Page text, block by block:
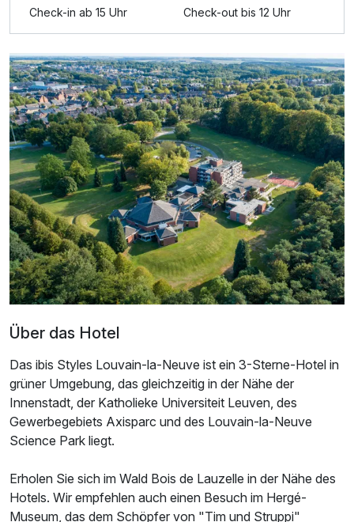
Zusatznächte
Für 7 Tage p.P. ab248,50 €
Doppelzimmer zur Einzelnutzung
1 Erwachsenen und 1 Kind
Ausstattung
Check-in ab 15 Uhr Check-out bis 12 Uhr
Über das Hotel
Das ibis Styles Louvain-la-Neuve ist ein 3-Sterne-Hotel in
grüner Umgebung, das gleichzeitig in der Nähe der
Innenstadt, der Katholieke Universiteit Leuven, des
Gewerbegebiets Axisparc und des Louvain-la-Neuve
Science Park liegt.
Erholen Sie sich im Wald Bois de Lauzelle in der Nähe des
Hotels. Wir empfehlen auch einen Besuch im Hergé-
Museum, das dem Schöpfer von "Tim und Struppi"